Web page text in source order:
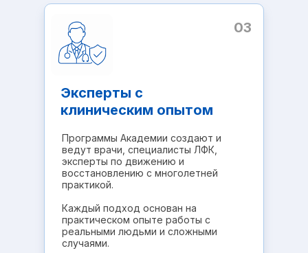
Эксперты с
клиническим опытом
Программы Академии создают и
ведут врачи, специалисты ЛФК,
эксперты по движению и
восстановлению с многолетней
практикой.
Каждый подход основан на
практическом опыте работы с
реальными людьми и сложными
случаями.
03